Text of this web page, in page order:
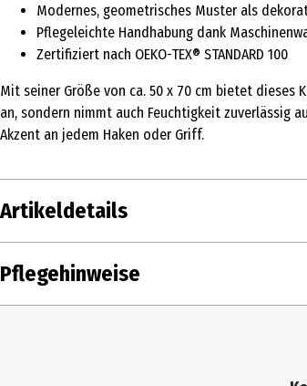
Modernes, geometrisches Muster als
Pflegeleichte Handhabung dank
Zertifiziert nach OEKO-TEX® STANDARD 100
Mit seiner Größe von ca. 50 x 70 cm bietet dieses
an, sondern nimmt auch Feuchtigkeit zuverlässig
Akzent an jedem Haken oder Griff.
Artikeldetails
Inhalt
Produkttyp
Pflegehinweise